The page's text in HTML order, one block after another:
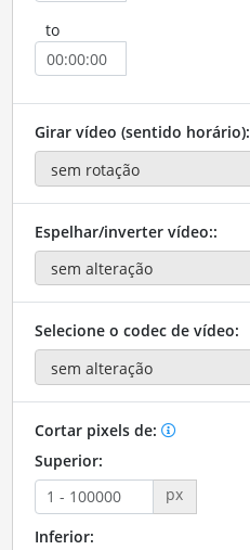
to
Girar vídeo (sentido horário):
Espelhar/inverter vídeo::
Selecione o codec de vídeo:
Cortar pixels de:
Superior:
px
Inferior: